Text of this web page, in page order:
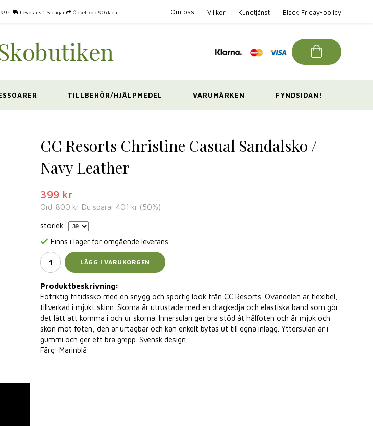
Leverans 1-5 dagar Öppet köp 90 dagar Om oss Villkor Kundtjänst Black Friday-policy
TILLBEHÖR/HJÄLPMEDEL VARUMÄRKEN FYNDSIDAN!
CC Resorts Christine Casual Sandalsko /
Navy Leather
399 kr
Ord. 800 kr. Du sparar 401 kr (50%)
storlek
Finns i lager för omgående leverans
LÄGG I VARUKORGEN
Produktbeskrivning:
Fotriktig fritidssko med en snygg och sportig look från CC Resorts. Ovandelen är flexibel,
tillverkad i mjukt skinn. Skorna är utrustade med en dragkedja och elastiska band som gör
det lätt att komma i och ur skorna. Innersulan ger bra stöd åt hålfoten och är mjuk och
skön mot foten, den är urtagbar och kan enkelt bytas ut till egna inlägg. Yttersulan är i
gummi och ger ett bra grepp. Svensk design.
Färg: Marinblå